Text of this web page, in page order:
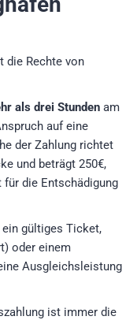
die Rechte von
als drei Stunden am
auf eine
der Zahlung richtet
und beträgt 250€,
die Entschädigung
ein gültiges Ticket,
oder einem
Ausgleichsleistung
ist immer die